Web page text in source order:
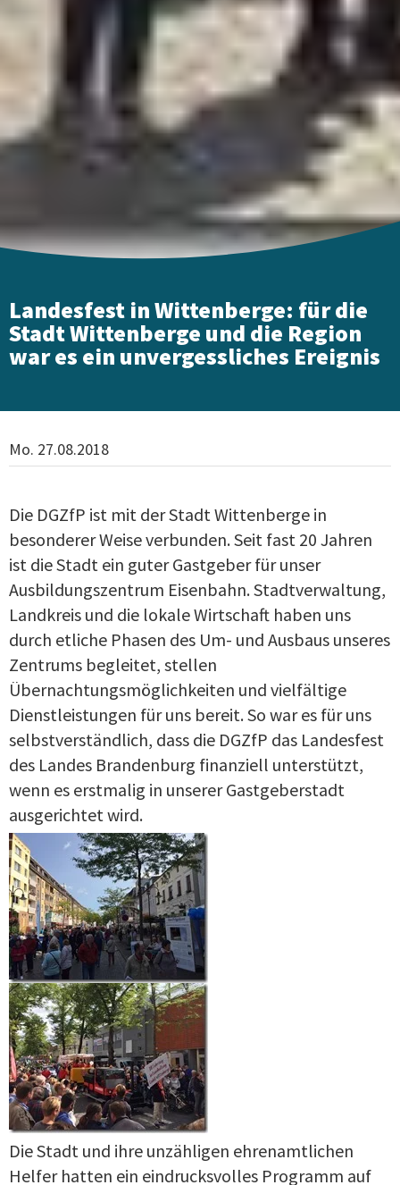
Landesfest in Wittenberge: für die
Stadt Wittenberge und die Region
war es ein unvergessliches Ereignis
Mo. 27.08.2018
Die DGZfP ist mit der Stadt Wittenberge in
besonderer Weise verbunden. Seit fast 20 Jahren
ist die Stadt ein guter Gastgeber für unser
Ausbildungszentrum Eisenbahn. Stadtverwaltung,
Landkreis und die lokale Wirtschaft haben uns
durch etliche Phasen des Um- und Ausbaus unseres
Zentrums begleitet, stellen
Übernachtungsmöglichkeiten und vielfältige
Dienstleistungen für uns bereit. So war es für uns
selbstverständlich, dass die DGZfP das Landesfest
des Landes Brandenburg finanziell unterstützt,
wenn es erstmalig in unserer Gastgeberstadt
ausgerichtet wird.
Die Stadt und ihre unzähligen ehrenamtlichen
Helfer hatten ein eindrucksvolles Programm auf